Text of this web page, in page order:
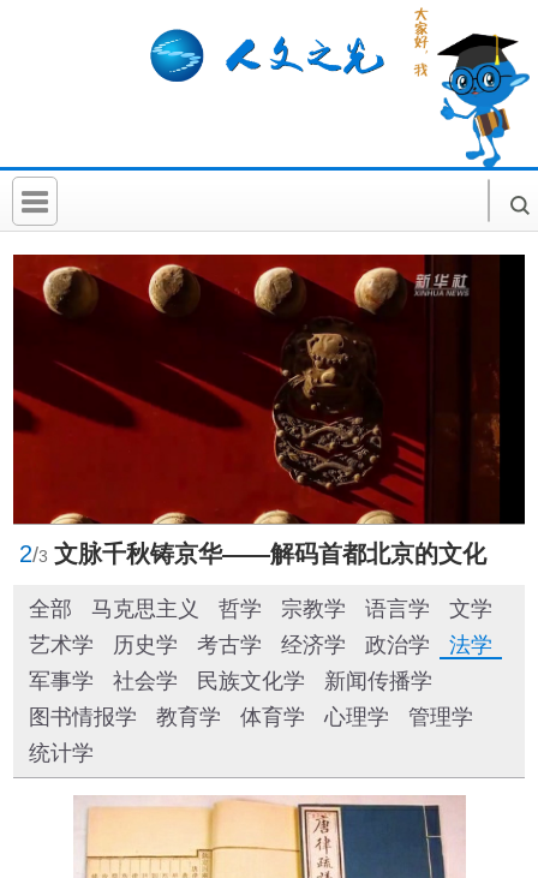
首 页
社科要闻
社科卡片
2/3 文脉千秋铸京华——解码首都北京的文化自信样本
全部 马克思主义 哲学 宗教学 语言学
文学
艺术学
历史学 考古学 经济学 政治学
法学
军事学
社会学 民族文化学
新闻传播学
图书情报学
教育学 体育学 心理学
管理学
统计学